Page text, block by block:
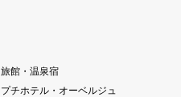
旅館・温泉宿
プチホテル・オーベルジュ